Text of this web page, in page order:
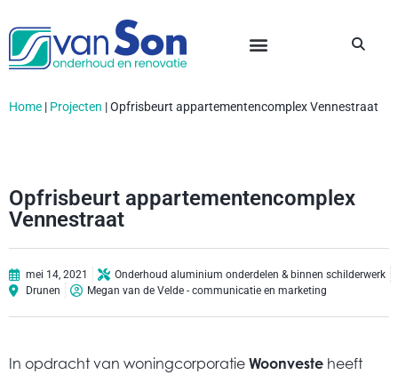
Home | Projecten |Opfrisbeurt appartementencomplex Vennestraat
Opfrisbeurt appartementencomplex
Vennestraat
mei 14, 2021
Onderhoud aluminium onderdelen & binnen schilderwerk
Drunen
Megan van de Velde - communicatie en marketing
In opdracht van woningcorporatie Woonveste heeft